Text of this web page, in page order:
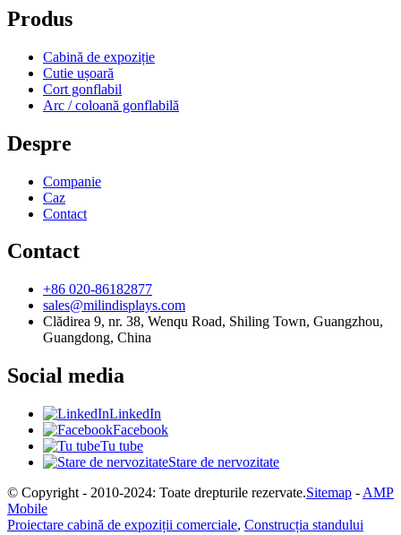
Produs
Cabină de expoziție
Cutie ușoară
Cort gonflabil
Arc / coloană gonflabilă
Despre
Companie
Caz
Contact
Contact
+86 020-86182877
sales@milindisplays.com
Clădirea 9, nr. 38, Wenqu Road, Shiling Town, Guangzhou,
Guangdong, China
Social media
LinkedIn
Facebook
Tu tube
Stare de nervozitate
© Copyright - 2010-2024: Toate drepturile rezervate.Sitemap - AMP
Mobile
Proiectare cabină de expoziții comerciale, Construcția standului